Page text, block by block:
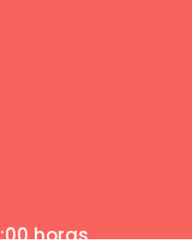
horas